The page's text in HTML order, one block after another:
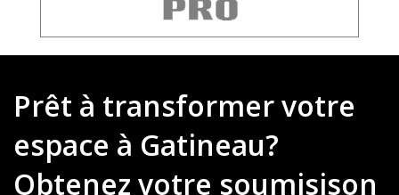
Prêt à transformer votre
espace à Gatineau?
Obtenez votre soumisison